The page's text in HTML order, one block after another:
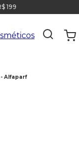
199
- Alfaparf